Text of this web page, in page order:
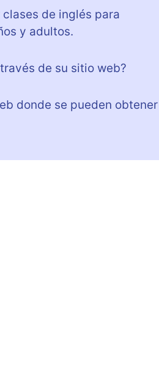
clases de inglés para
y adultos.
de su sitio web?
donde se pueden obtener